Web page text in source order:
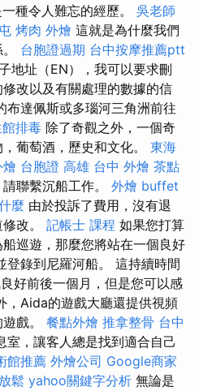
種令人難忘的經歷。 吳老師
烤肉 外燴 這就是為什麼我們
台胞證過期 台中按摩推薦ptt
地址（EN），我可以要求刪
改以及有關處理的數據的信
布達佩斯或多瑙河三角洲前往
排毒 除了奇觀之外，一個奇
葡萄酒，歷史和文化。 東海
台胞證 高雄 台中 外燴 茶點
聯繫沉船工作。 外燴 buffet
麼 由於投訴了費用，沒有退
改。 記帳士 課程 如果您打算
巡遊，那麼您將站在一個良好
登錄到尼羅河船。 這持續時間
好前後一個月，但是您可以感
，Aida的遊戲大廳還提供視頻
戲。 餐點外燴 推拿整骨 台中
室，讓客人總是找到適合自己
館推薦 外燴公司 Google商家
鬆 yahoo關鍵字分析 無論是